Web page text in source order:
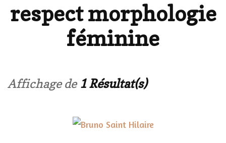
respect morphologie
féminine
Affichage de 1 Résultat(s)